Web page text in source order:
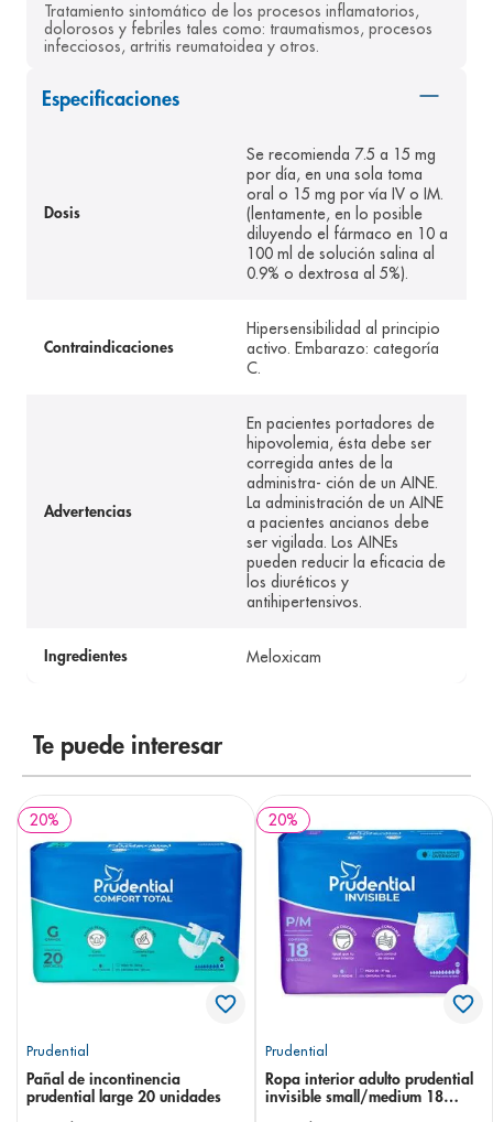
Tratamiento sintomático de los procesos inflamatorios,
dolorosos y febriles tales como: traumatismos, procesos
infecciosos, artritis reumatoidea y otros.
Especificaciones
Dosis
Se recomienda 7.5 a 15 mg
por día, en una sola toma
oral o 15 mg por vía IV o IM.
(lentamente, en lo posible
diluyendo el fármaco en 10 a
100 ml de solución salina al
0.9% o dextrosa al 5%).
Contraindicaciones
Hipersensibilidad al principio
activo. Embarazo: categoría
C.
Advertencias
En pacientes portadores de
hipovolemia, ésta debe ser
corregida antes de la
administra- ción de un AINE.
La administración de un AINE
a pacientes ancianos debe
ser vigilada. Los AINEs
pueden reducir la eficacia de
los diuréticos y
antihipertensivos.
Ingredientes Meloxicam
Te puede interesar
20%
Prudential
Pañal de incontinencia
prudential large 20 unidades
20%
Prudential
Ropa interior adulto prudential
invisible small/medium 18
8. panolini
10